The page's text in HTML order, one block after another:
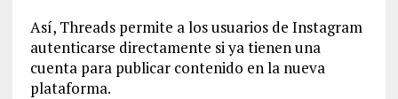
Así, Threads permite a los usuarios de Instagram
autenticarse directamente si ya tienen una
cuenta para publicar contenido en la nueva
plataforma.